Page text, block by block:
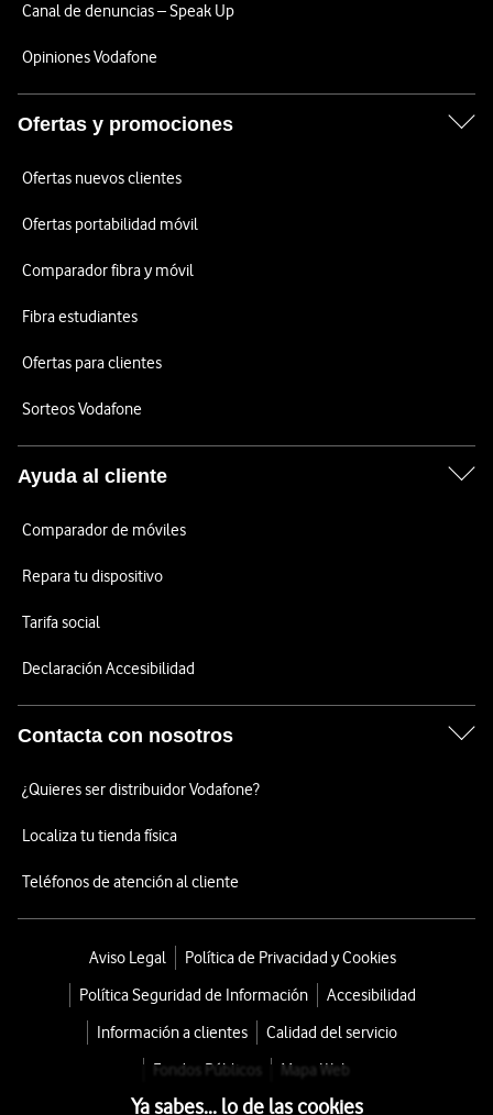
Canal de denuncias – Speak Up
Opiniones Vodafone
Ofertas y promociones
Ofertas nuevos clientes
Ofertas portabilidad móvil
Comparador fibra y móvil
Fibra estudiantes
Ofertas para clientes
Sorteos Vodafone
Ayuda al cliente
Comparador de móviles
Repara tu dispositivo
Tarifa social
Declaración Accesibilidad
Contacta con nosotros
¿Quieres ser distribuidor Vodafone?
Localiza tu tienda física
Teléfonos de atención al cliente
Aviso Legal
Política de Privacidad y Cookies
Política Seguridad de Información
Accesibilidad
Información a clientes
Calidad del servicio
Fondos Públicos
Mapa Web
Ya sabes... lo de las cookies